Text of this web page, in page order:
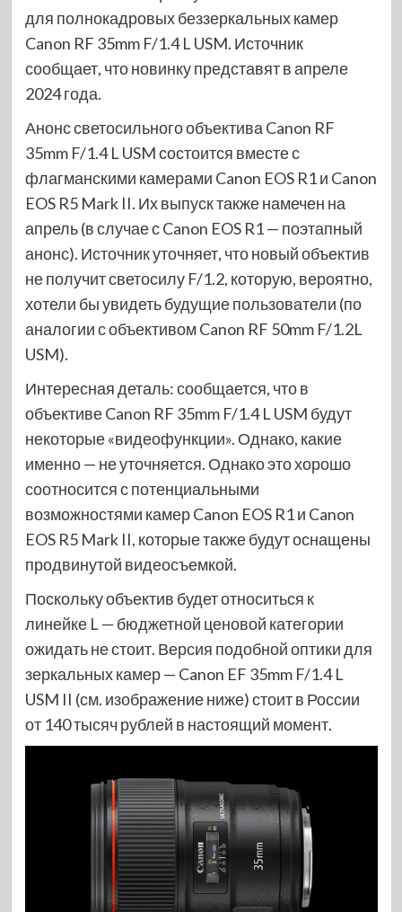
для полнокадровых беззеркальных камер
Canon RF 35mm F/1.4 L USM. Источник
сообщает, что новинку представят в апреле
2024 года.
Анонс светосильного объектива Canon RF
35mm F/1.4 L USM состоится вместе с
флагманскими камерами Canon EOS R1 и Canon
EOS R5 Mark II. Их выпуск также намечен на
апрель (в случае с Canon EOS R1 — поэтапный
анонс). Источник уточняет, что новый объектив
не получит светосилу F/1.2, которую, вероятно,
хотели бы увидеть будущие пользователи (по
аналогии с объективом Canon RF 50mm F/1.2L
USM).
Интересная деталь: сообщается, что в
объективе Canon RF 35mm F/1.4 L USM будут
некоторые «видеофункции». Однако, какие
именно — не уточняется. Однако это хорошо
соотносится с потенциальными
возможностями камер Canon EOS R1 и Canon
EOS R5 Mark II, которые также будут оснащены
продвинутой видеосъемкой.
Поскольку объектив будет относиться к
линейке L — бюджетной ценовой категории
ожидать не стоит. Версия подобной оптики для
зеркальных камер — Canon EF 35mm F/1.4 L
USM II (см. изображение ниже) стоит в России
от 140 тысяч рублей в настоящий момент.